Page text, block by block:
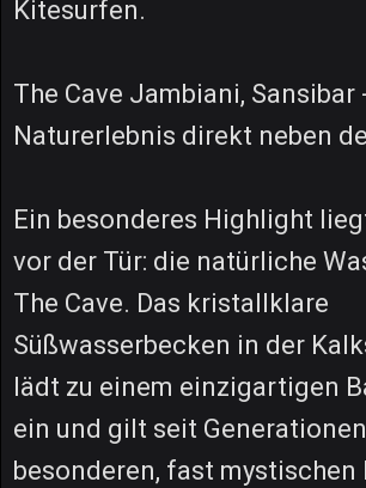
Kitesurfen.
The Cave Jambiani, Sansibar
Naturerlebnis direkt neben
Ein besonderes Highlight
vor der Tür: die natürliche
The Cave. Das kristallklare
Süßwasserbecken in der
lädt zu einem einzigartigen
ein und gilt seit
besonderen, fast mystischen